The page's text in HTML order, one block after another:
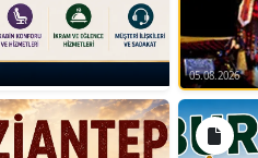
05.08.2026